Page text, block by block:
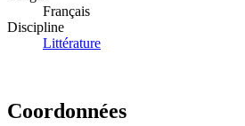
Français
Discipline
Littérature
Coordonnées